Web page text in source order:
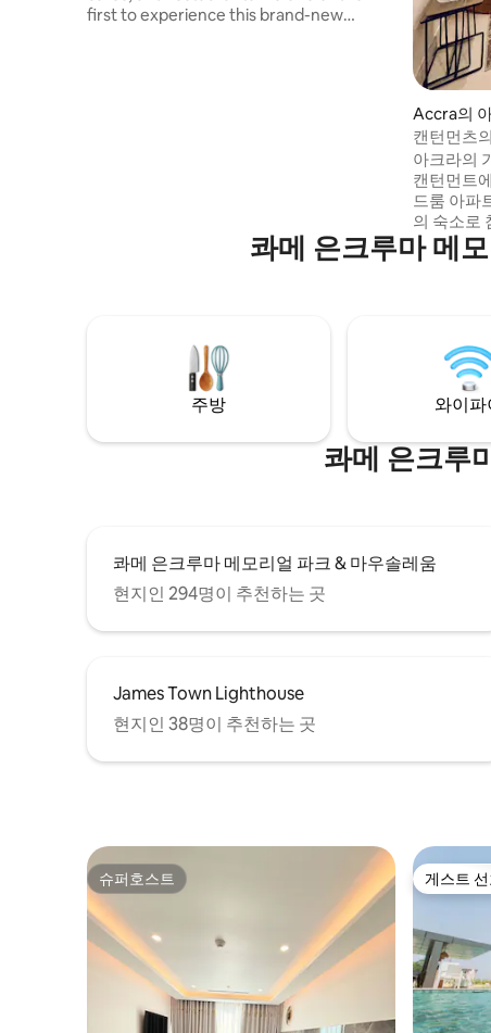
first to experience this brand-new
Accra의
캔턴먼츠
아크라의
캔턴먼트
드룸 아파트
의 숙소로
으며, 세련
분위기를 자랑합
전원 백
있습니다
깝습니다.
콰메 은크루마 메
주방 와이파
콰메 은크루
콰메 은크루마 메모리얼 파크 & 마우솔레움
현지인 294명이 추천하는 곳
James Town Lighthouse
현지인 38명이 추천하는 곳
슈퍼호스트
슈퍼호스트 게스트
게스트